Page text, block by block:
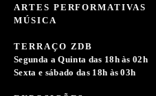
ARTES PERFORMATIVAS
MÚSICA
TERRAÇO ZDB
Segunda a Quinta das 18h às 02h
Sexta e sábado das 18h às 03h